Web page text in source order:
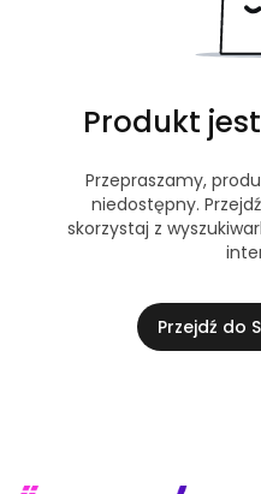
Produkt
Przepraszamy,
niedostępny.
skorzystaj z
Przejdź do